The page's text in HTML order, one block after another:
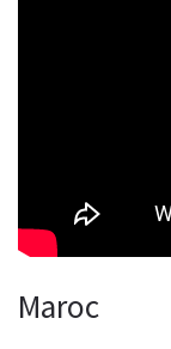
Maroc